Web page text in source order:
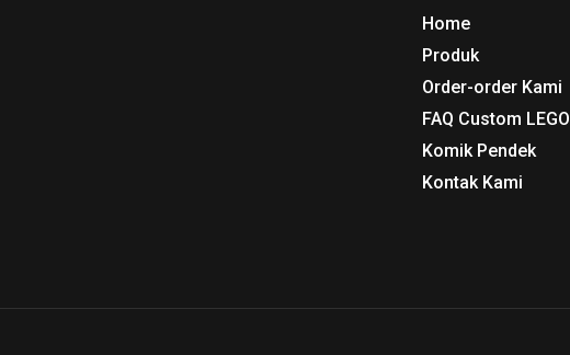
Home
Produk
Order-order Kami
FAQ Custom LEGO
Komik Pendek
Kontak Kami